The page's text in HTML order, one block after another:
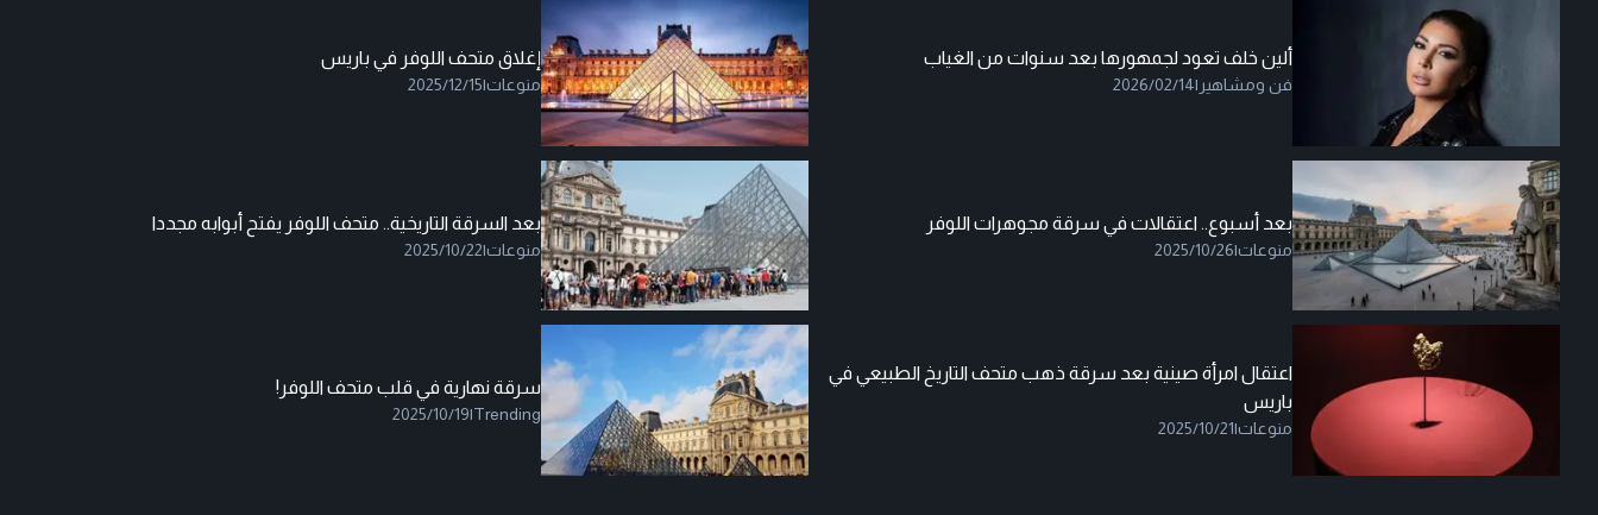
ألين خلف تعود لجمهورها بعد سنوات من الغياب
فن ومشاهير |
2026/02/14
إغلاق متحف اللوفر في باريس
منوعات|
2025/12/15
بعد أسبوع.. اعتقالات في سرقة مجوهرات اللوفر
منوعات|
2025/10/26
بعد السرقة التاريخية.. متحف اللوفر يفتح أبوابه مجددا
منوعات|
2025/10/22
اعتقال امرأة صينية بعد سرقة ذهب متحف التاريخ الطبيعي في
باريس
منوعات|
2025/10/21
سرقة نهارية في قلب متحف اللوفر!
Trending
|
2025/10/19